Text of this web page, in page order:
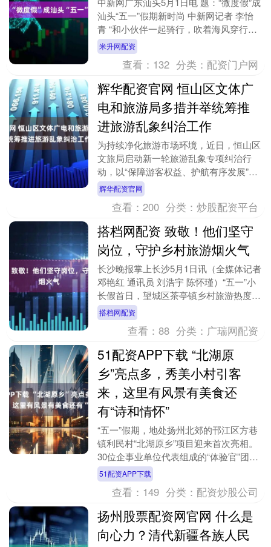
汕头“五一”假期新时尚 中新网记者 李怡
青 “和小伙伴一起骑行，吹着海风穿行在
树木与海岸之间，感觉时光都慢下来
了。”热....
米升网配资
查看： 132 分类： 配资门户网
辉华配资官网 恒山区文体广
电和旅游局多措并举统筹推
进旅游乱象纠治工作
为持续净化旅游市场环境，近日，恒山区
文旅局启动新一轮旅游乱象专项纠治行
动，以“保障游客权益、护航有序发展”为
核心，全面统筹推进旅游乱象治理工作。
针对不合理低价....
辉华配资官网
查看：200 分类：炒股配资平台
搭档网配资 致敬！他们坚守
岗位，守护乡村旅游烟火气
长沙晚报掌上长沙5月1日讯（全媒体记者
邓艳红 通讯员 刘浩宇 陈怀瑾）“五一”小
长假首日，望城区茶亭镇乡村旅游热度攀
升。湘江两岸清风送香，惜字塔前游人如
织，蓝....
搭档网配资
查看：88 分类： 广瑞网配资
51配资APP下载 “北湖原
乡”亮点多，秀美小村引客
来，这里有风景有美食还
有“诗和情怀”
“五一”假期，地处扬州北郊的邗江区方巷
镇利民村“北湖原乡”项目迎来首次亮相。
30位企事业单位代表组成的“体验官”团
队，本土新大众文艺群体组成的“北湖志
友”，两支....
51配资APP下载
查看： 149 分类： 配资炒股公司
扬州股票配资网官网 什么是
向心力？清代新疆各族人民